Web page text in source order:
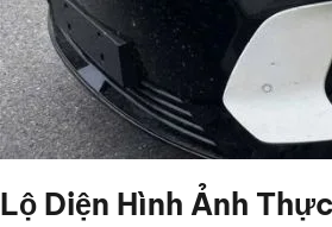
Lộ Diện Hình Ảnh